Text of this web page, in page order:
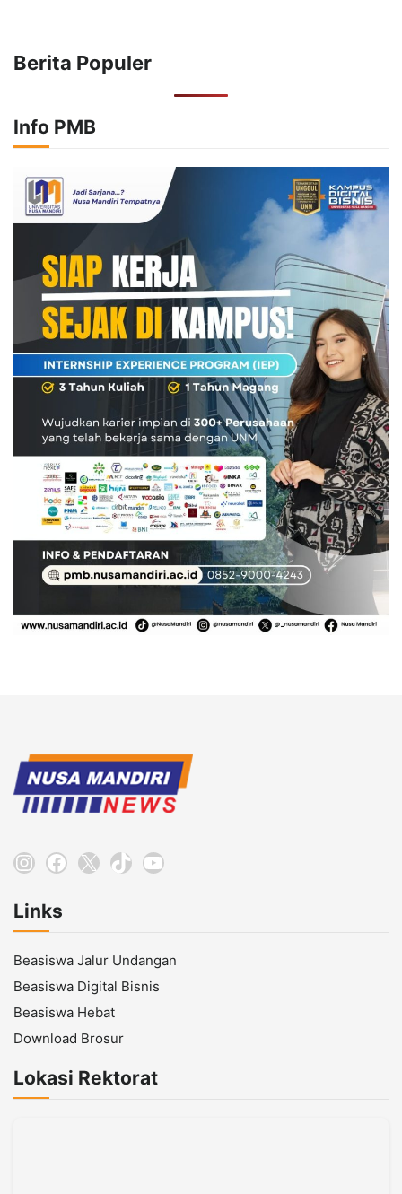
Berita Populer
Info PMB
Instagram
Facebook
X TikTokYouTube
Links
Beasiswa Jalur Undangan
Beasiswa Digital Bisnis
Beasiswa Hebat
Download Brosur
Lokasi Rektorat